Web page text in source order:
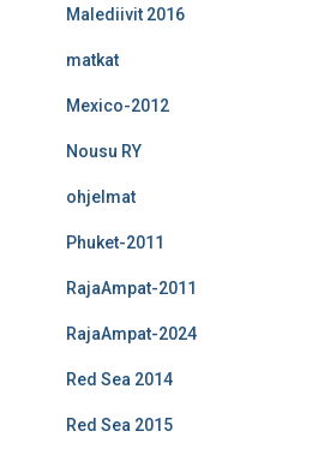
Malediivit 2016
matkat
Mexico-2012
Nousu RY
ohjelmat
Phuket-2011
RajaAmpat-2011
RajaAmpat-2024
Red Sea 2014
Red Sea 2015